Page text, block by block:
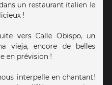
un restaurant italien le
!
vers Calle Obispo, un
vieja, encore de belles
en prévision !
interpelle en chantant!